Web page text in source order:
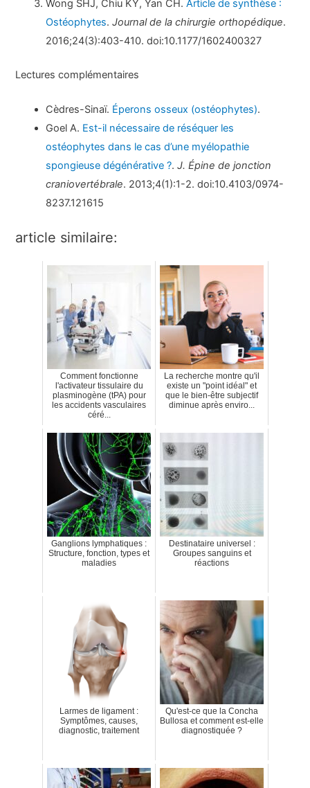
Wong SHJ, Chiu KY, Yan CH.Article de synthèse :
Ostéophytes.Journal de la chirurgie orthopédique.
2016;24(3):403-410. doi:10.1177/1602400327
Lectures complémentaires
Cèdres-Sinaï. Éperons osseux (ostéophytes).
Goel A. Est-il nécessaire de réséquer les
ostéophytes dans le cas d’une myélopathie
spongieuse dégénérative ?.J. Épine de jonction
craniovertébrale. 2013;4(1):1-2. doi:10.4103/0974-
8237.121615
article similaire:
Comment fonctionne
l'activateur tissulaire du
plasminogène (tPA) pour
les accidents vasculaires
céré...
La recherche montre qu'il
existe un "point idéal" et
que le bien-être subjectif
diminue après enviro...
Ganglions lymphatiques :
Structure, fonction, types et
maladies
Destinataire universel :
Groupes sanguins et
réactions
Larmes de ligament :
Symptômes, causes,
diagnostic, traitement
Qu'est-ce que la Concha
Bullosa et comment est-elle
diagnostiquée ?